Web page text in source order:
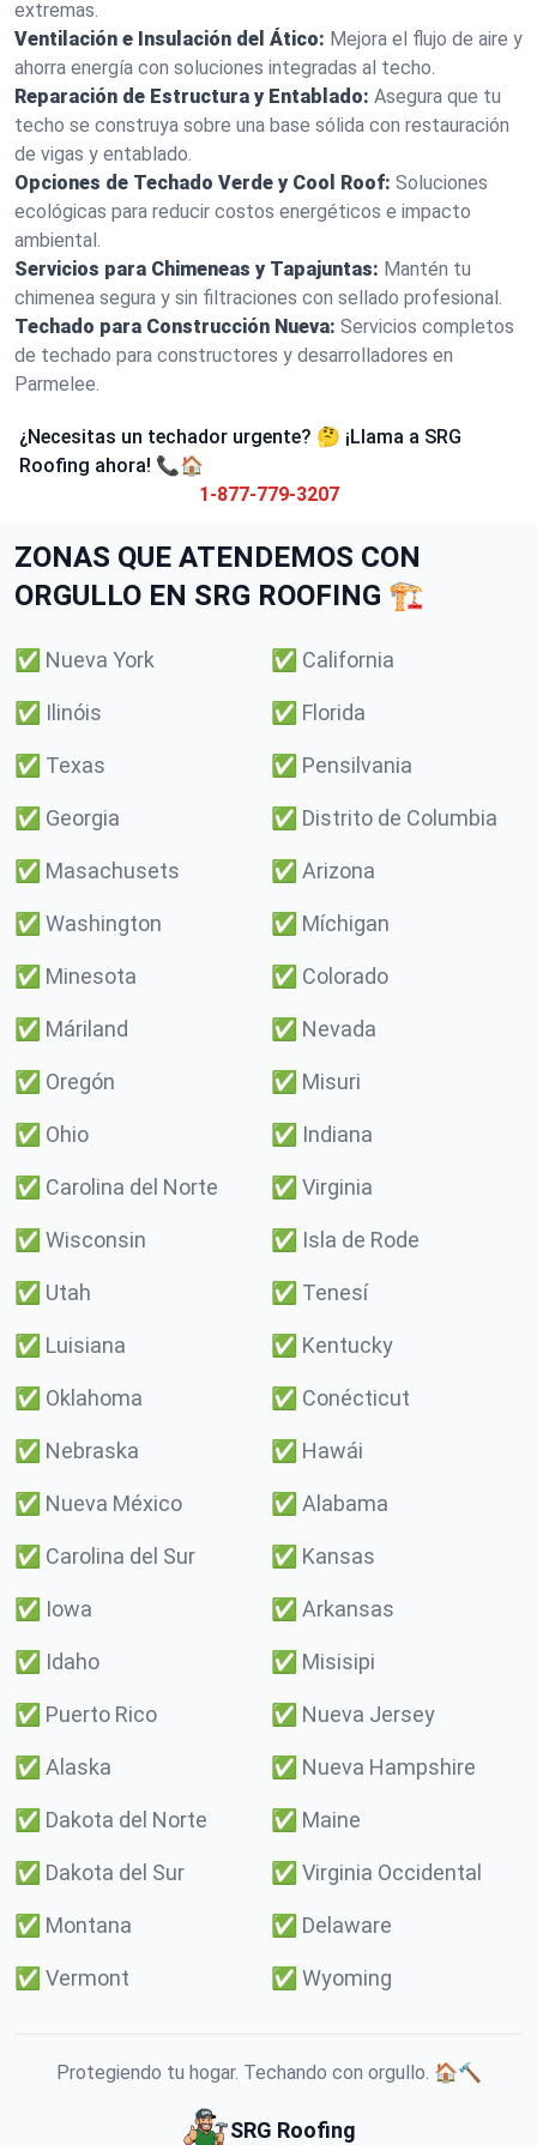
extremas.
Ventilación e Insulación del Ático: Mejora el flujo de aire y
ahorra energía con soluciones integradas al techo.
Reparación de Estructura y Entablado: Asegura que tu
techo se construya sobre una base sólida con restauración
de vigas y entablado.
Opciones de Techado Verde y Cool Roof: Soluciones
ecológicas para reducir costos energéticos e impacto
ambiental.
Servicios para Chimeneas y Tapajuntas: Mantén tu
chimenea segura y sin filtraciones con sellado profesional.
Techado para Construcción Nueva: Servicios completos
de techado para constructores y desarrolladores en
Parmelee.
¿Necesitas un techador urgente? 🤔 ¡Llama a SRG
Roofing ahora! 📞🏠
1-877-779-3207
ZONAS QUE ATENDEMOS CON
ORGULLO EN SRG ROOFING 🏗️
✅ Nueva York ✅ California
✅ Ilinóis ✅ Florida
✅ Texas ✅ Pensilvania
✅ Georgia ✅ Distrito de Columbia
✅ Masachusets ✅ Arizona
✅ Washington ✅ Míchigan
✅ Minesota ✅ Colorado
✅ Máriland ✅ Nevada
✅ Oregón ✅ Misuri
✅ Ohio ✅ Indiana
✅ Carolina del Norte ✅ Virginia
✅ Wisconsin ✅ Isla de Rode
✅ Utah ✅ Tenesí
✅ Luisiana ✅ Kentucky
✅ Oklahoma ✅ Conécticut
✅ Nebraska ✅ Hawái
✅ Nueva México ✅ Alabama
✅ Carolina del Sur ✅ Kansas
✅ Iowa ✅ Arkansas
✅ Idaho ✅ Misisipi
✅ Puerto Rico ✅ Nueva Jersey
✅ Alaska ✅ Nueva Hampshire
✅ Dakota del Norte ✅ Maine
✅ Dakota del Sur ✅ Virginia Occidental
✅ Montana ✅ Delaware
✅ Vermont ✅ Wyoming
Protegiendo tu hogar. Techando con orgullo. 🏠🔨
SRG Roofing